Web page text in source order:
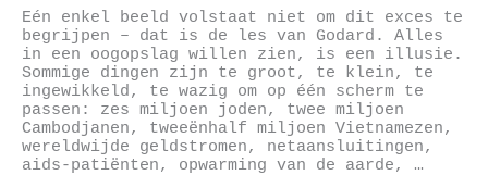
Eén enkel beeld volstaat niet om dit exces te
begrijpen – dat is de les van Godard. Alles
in een oogopslag willen zien, is een illusie.
Sommige dingen zijn te groot, te klein, te
ingewikkeld, te wazig om op één scherm te
passen: zes miljoen joden, twee miljoen
Cambodjanen, tweeënhalf miljoen Vietnamezen,
wereldwijde geldstromen, netaansluitingen,
aids-patiënten, opwarming van de aarde, …